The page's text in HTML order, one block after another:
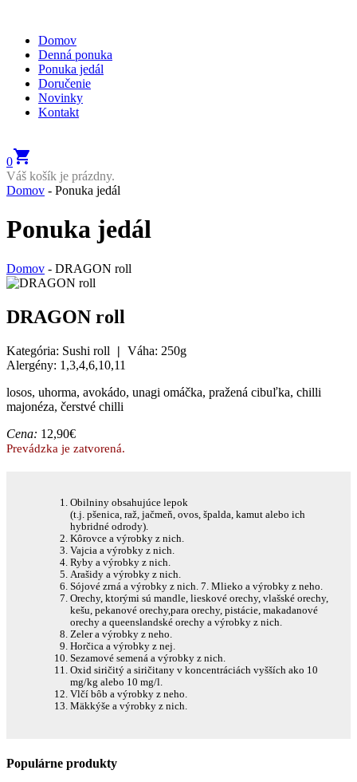
Domov
Denná ponuka
Ponuka jedál
Doručenie
Novinky
Kontakt
0shopping_cart
Váš košík je prázdny.
Domov - Ponuka jedál
Ponuka jedál
Domov - DRAGON roll
DRAGON roll
Kategória: Sushi roll | Váha: 250g
Alergény: 1,3,4,6,10,11
losos, uhorma, avokádo, unagi omáčka, pražená cibuľka, chilli
majonéza, čerstvé chilli
Cena: 12,90€
Prevádzka je zatvorená.
Obilniny obsahujúce lepok
(t.j. pšenica, raž, jačmeň, ovos, špalda, kamut alebo ich
hybridné odrody).
Kôrovce a výrobky z nich.
Vajcia a výrobky z nich.
Ryby a výrobky z nich.
Arašidy a výrobky z nich.
Sójové zrná a výrobky z nich. 7. Mlieko a výrobky z neho.
Orechy, ktorými sú mandle, lieskové orechy, vlašské orechy,
kešu, pekanové orechy,para orechy, pistácie, makadanové
orechy a queenslandské orechy a výrobky z nich.
Zeler a výrobky z neho.
Horčica a výrobky z nej.
Sezamové semená a výrobky z nich.
Oxid siričitý a siričitany v koncentráciách vyšších ako 10
mg/kg alebo 10 mg/l.
Vlčí bôb a výrobky z neho.
Mäkkýše a výrobky z nich.
Populárne produkty